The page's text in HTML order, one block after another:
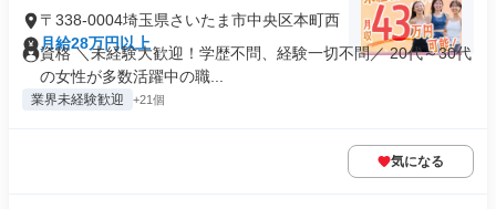
〒338-0004埼玉県さいたま市中央区本町西
月給28万円以上
資格 ＼未経験大歓迎！学歴不問、経験一切不問／ 20代～30代
の女性が多数活躍中の職...
業界未経験歓迎 +21個
気になる